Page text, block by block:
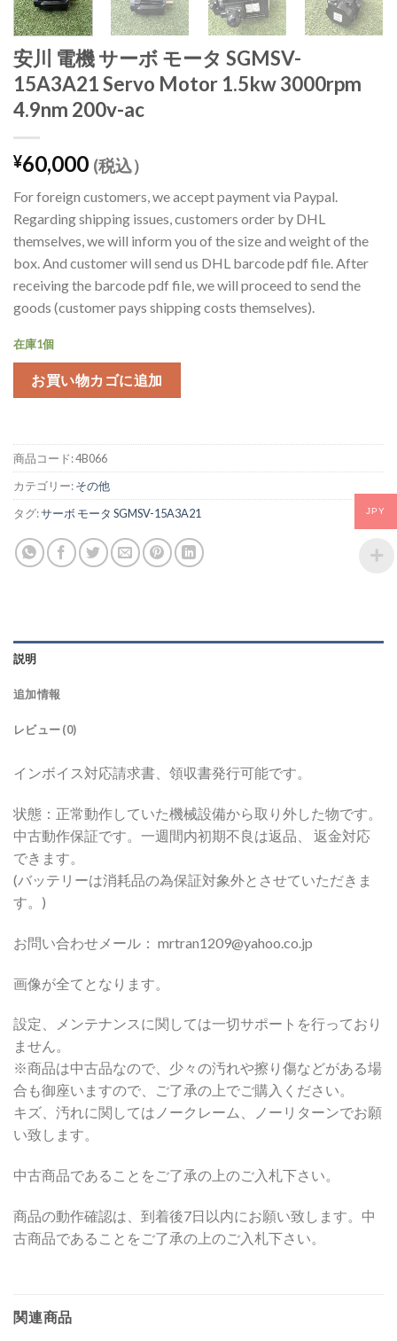
安川 電機 サーボ モータ SGMSV-
15A3A21 Servo Motor 1.5kw 3000rpm
4.9nm 200v-ac
¥60,000 (税込）
For foreign customers, we accept payment via Paypal.
Regarding shipping issues, customers order by DHL
themselves, we will inform you of the size and weight of the
box. And customer will send us DHL barcode pdf file. After
receiving the barcode pdf file, we will proceed to send the
goods (customer pays shipping costs themselves).
在庫1個
お買い物カゴに追加
商品コード:4B066
カテゴリー:その他
タグ:サーボ モータ SGMSV-15A3A21
説明
追加情報
レビュー (0)
インボイス対応請求書、領収書発行可能です。
状態：正常動作していた機械設備から取り外した物です。
中古動作保証です。一週間内初期不良は返品、 返金対応
できます。
(バッテリーは消耗品の為保証対象外とさせていただきま
す。)
お問い合わせメール： mrtran1209@yahoo.co.jp
画像が全てとなります。
設定、メンテナンスに関しては一切サポートを行っており
ません。
※商品は中古品なので、少々の汚れや擦り傷などがある場
合も御座いますので、ご了承の上でご購入ください。
キズ、汚れに関してはノークレーム、ノーリターンでお願
い致します。
中古商品であることをご了承の上のご入札下さい。
商品の動作確認は、到着後7日以内にお願い致します。中
古商品であることをご了承の上のご入札下さい。
関連商品
JPY